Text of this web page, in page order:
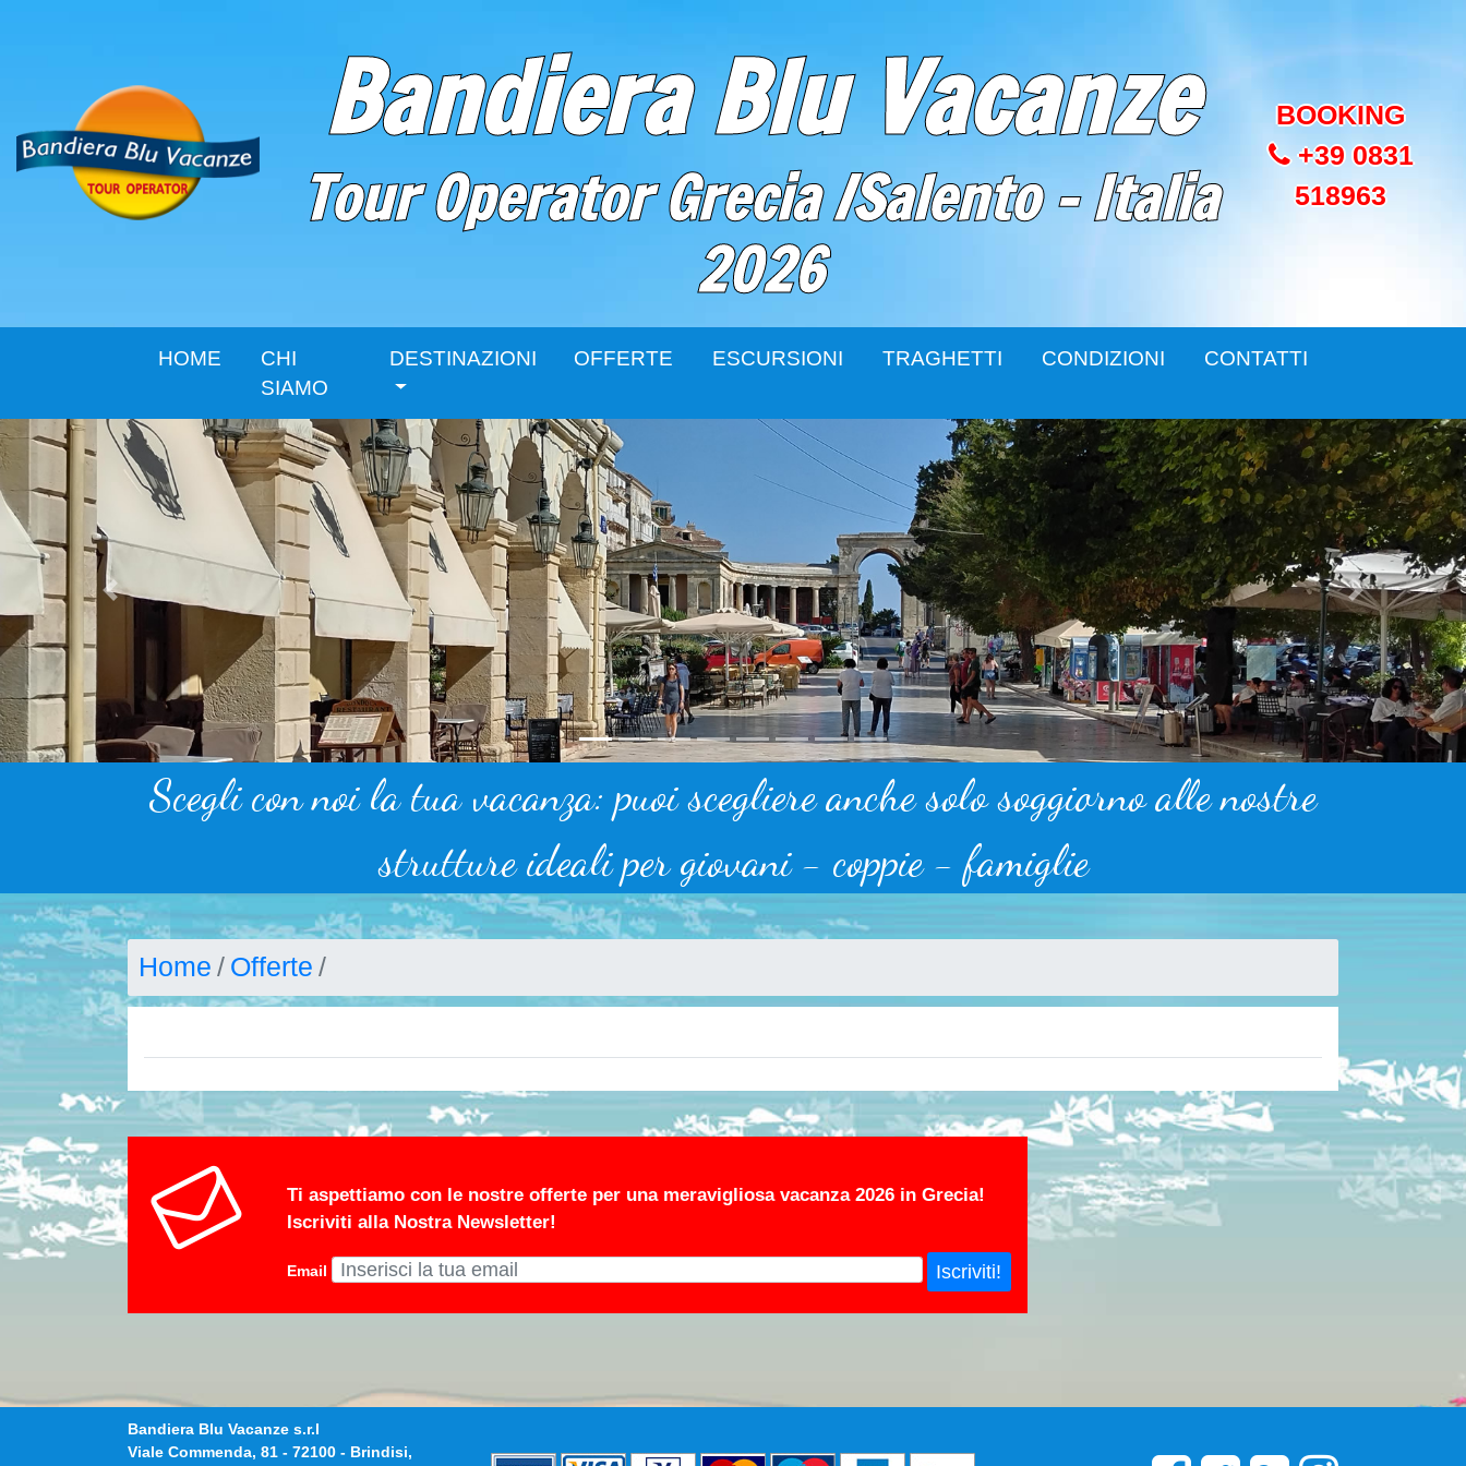
Bandiera Blu Vacanze
Tour Operator Grecia /Salento - Italia
2026
BOOKING
+39 0831
518963
HOME
CHI
SIAMO
DESTINAZIONI OFFERTE ESCURSIONI TRAGHETTI CONDIZIONI CONTATTI
Previous Next
Scegli con noi la tua vacanza: puoi scegliere anche solo soggiorno alle nostre
strutture ideali per giovani - coppie - famiglie
Home Offerte
Ti aspettiamo con le nostre offerte per una meravigliosa vacanza 2026 in Grecia!
Iscriviti alla Nostra Newsletter!
Email Iscriviti!
Bandiera Blu Vacanze s.r.l
Viale Commenda, 81 - 72100 - Brindisi,